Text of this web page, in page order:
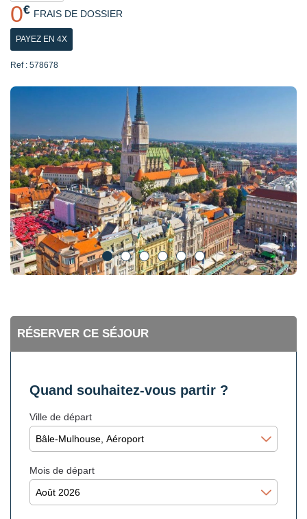
0€ FRAIS DE DOSSIER
PAYEZ EN 4X
Ref : 578678
RÉSERVER CE SÉJOUR
Quand souhaitez-vous partir ?
Ville de départ
Mois de départ